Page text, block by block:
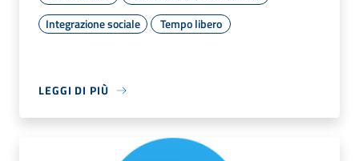
Integrazione sociale
Tempo libero
LEGGI DI PIÙ